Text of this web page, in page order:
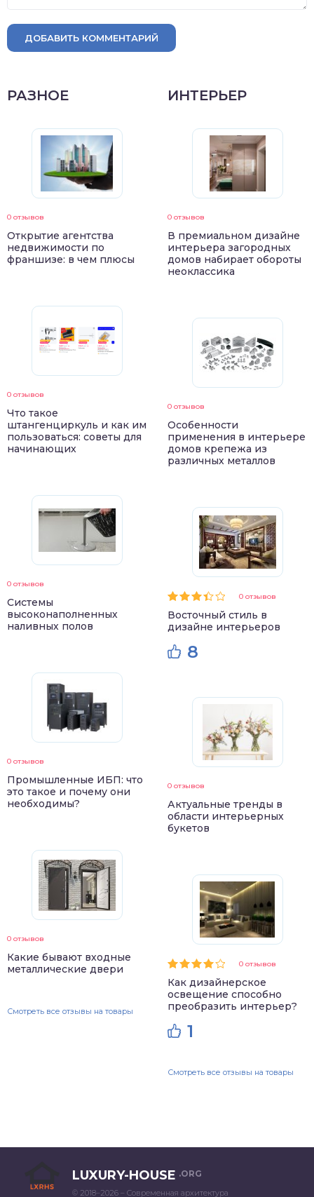
ДОБАВИТЬ КОММЕНТАРИЙ
РАЗНОЕ
0 отзывов
Открытие агентства
недвижимости по
франшизе: в чем плюсы
0 отзывов
Что такое
штангенциркуль и как им
пользоваться: советы для
начинающих
0 отзывов
Системы
высоконаполненных
наливных полов
0 отзывов
Промышленные ИБП: что
это такое и почему они
необходимы?
0 отзывов
Какие бывают входные
металлические двери
Смотреть все отзывы на товары
ИНТЕРЬЕР
0 отзывов
В премиальном дизайне
интерьера загородных
домов набирает обороты
неоклассика
0 отзывов
Особенности
применения в интерьере
домов крепежа из
различных металлов
0 отзывов
Восточный стиль в
дизайне интерьеров
8
0 отзывов
Актуальные тренды в
области интерьерных
букетов
0 отзывов
Как дизайнерское
освещение способно
преобразить интерьер?
1
Смотреть все отзывы на товары
LUXURY-HOUSE .ORG
© 2018–2026 – Современная архитектура